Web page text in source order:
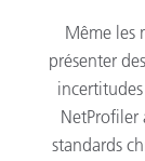
Même les
présenter
NetProfiler
standards